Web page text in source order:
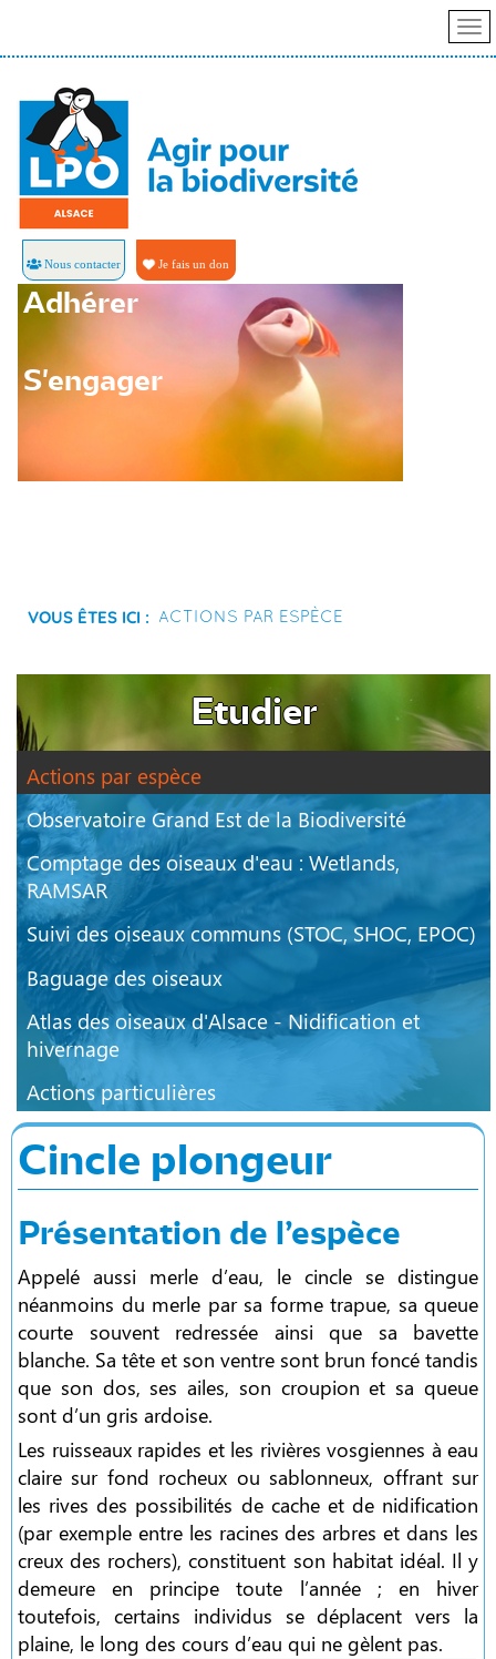
Nous contacter Je fais un don
Adhérer
S'engager
Vous êtes ici : Actions par espèce
Etudier
Actions par espèce
Observatoire Grand Est de la Biodiversité
Comptage des oiseaux d'eau : Wetlands,
RAMSAR
Suivi des oiseaux communs (STOC, SHOC, EPOC)
Baguage des oiseaux
Atlas des oiseaux d'Alsace - Nidification et
hivernage
Actions particulières
Cincle plongeur
Présentation de l’espèce
Appelé aussi merle d’eau, le cincle se distingue
néanmoins du merle par sa forme trapue, sa queue
courte souvent redressée ainsi que sa bavette
blanche. Sa tête et son ventre sont brun foncé tandis
que son dos, ses ailes, son croupion et sa queue
sont d’un gris ardoise.
Les ruisseaux rapides et les rivières vosgiennes à eau
claire sur fond rocheux ou sablonneux, offrant sur
les rives des possibilités de cache et de nidification
(par exemple entre les racines des arbres et dans les
creux des rochers), constituent son habitat idéal. Il y
demeure en principe toute l’année ; en hiver
toutefois, certains individus se déplacent vers la
plaine, le long des cours d’eau qui ne gèlent pas.